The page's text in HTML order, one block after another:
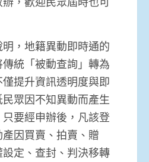
，地籍異動即時通的
統「被動查詢」轉為
僅提升資訊透明度與即
眾因不知異動而產生
要經申辦後，凡該登
因買賣、拍賣、贈
定、查封、判決移轉